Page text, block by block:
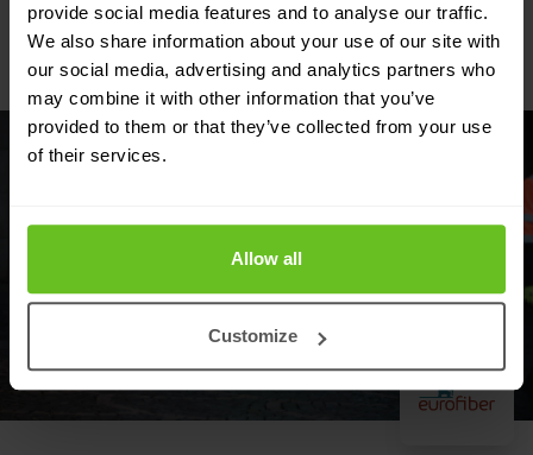
provide social media features and to analyse our traffic.
We also share information about your use of our site with
our social media, advertising and analytics partners who
may combine it with other information that you’ve
provided to them or that they’ve collected from your use
of their services.
Allow all
Customize
Lees verder
Case study